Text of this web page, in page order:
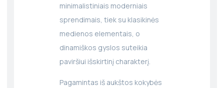
minimalistiniais moderniais
sprendimais, tiek su klasikinės
medienos elementais, o
dinamiškos gyslos suteikia
paviršiui išskirtinį charakterį.
Pagamintas iš aukštos kokybės